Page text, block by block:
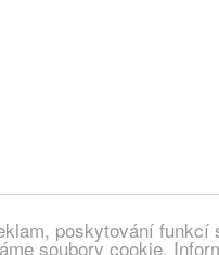
poskytování
soubory cookie.